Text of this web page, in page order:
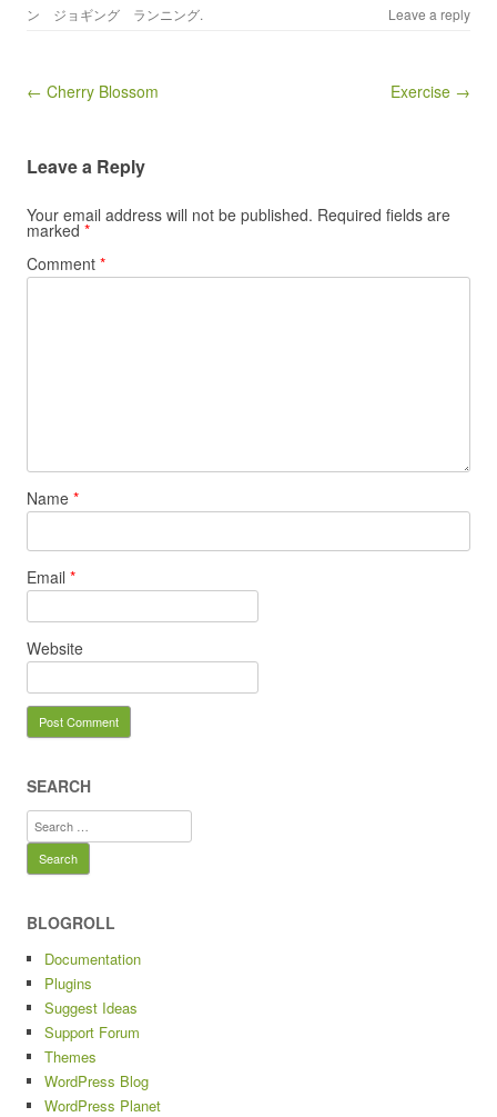
ン ジョギング ランニング. Leave a reply
Post navigation
← Cherry Blossom Exercise →
Leave a Reply
Your email address will not be published. Required fields are
marked *
Comment *
Name *
Email *
Website
SEARCH
Search
for:
BLOGROLL
Documentation
Plugins
Suggest Ideas
Support Forum
Themes
WordPress Blog
WordPress Planet